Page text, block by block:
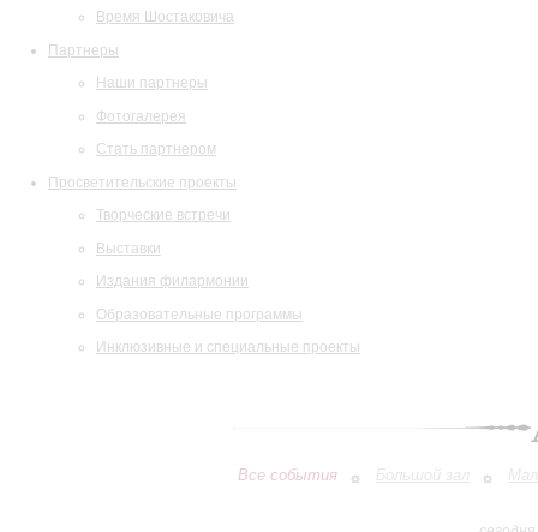
Время Шостаковича
Партнеры
Наши партнеры
Фотогалерея
Стать партнером
Просветительские проекты
Творческие встречи
Выставки
Издания филармонии
Образовательные программы
Инклюзивные и специальные проекты
Все события Большой зал